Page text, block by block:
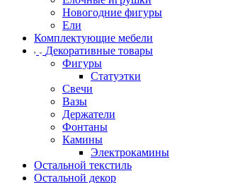
Новогодние фигуры
Ели
Комплектующие мебели
Декоративные товары
Фигуры
Статуэтки
Свечи
Вазы
Держатели
Фонтаны
Камины
Электрокамины
Остальной текстиль
Остальной декор